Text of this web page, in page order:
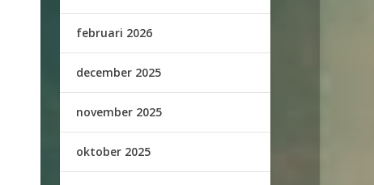
februari 2026
december 2025
november 2025
oktober 2025